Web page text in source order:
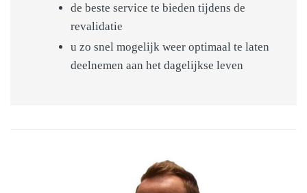
de beste service te bieden tijdens de
revalidatie
u zo snel mogelijk weer optimaal te laten
deelnemen aan het dagelijkse leven